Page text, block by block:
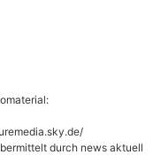
durch news aktuell